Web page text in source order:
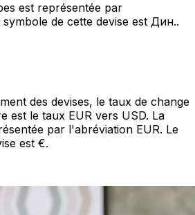
est représentée par
de cette devise est Дин..
des devises, le taux de change
est le taux EUR vers USD. La
par l'abréviation EUR. Le
est €.